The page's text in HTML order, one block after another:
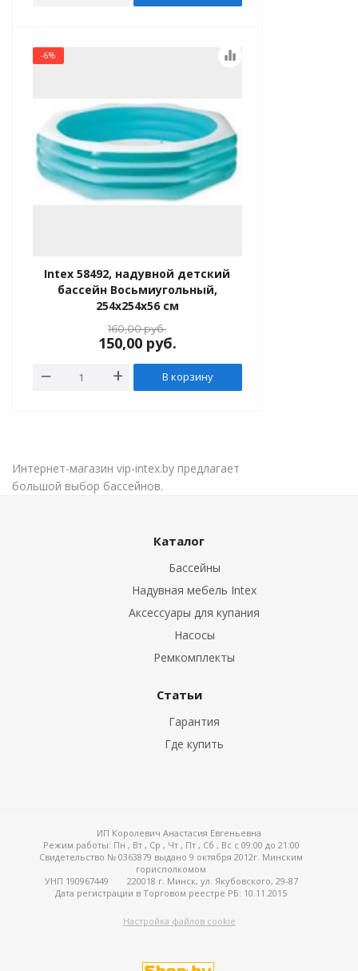
-6% equalizer
Intex 58492, надувной детский
бассейн Восьмиугольный,
254x254x56 см
160,00руб.
150,00 руб.
В корзину
Интернет-магазин vip-intex.by предлагает
большой выбор бассейнов.
Каталог
Бассейны
Надувная мебель Intex
Аксессуары для купания
Насосы
Ремкомплекты
Статьи
Гарантия
Где купить
ИП Королевич Анастасия Евгеньевна
Режим работы: Пн , Вт , Ср , Чт , Пт , Сб , Вс c 09:00 до 21:00
Свидетельство № 0363879 выдано 9 октября 2012г. Минским
горисполкомом
УНП 190967449
220018 г. Минск, ул. Якубовского, 29-87
Дата регистрации в Торговом реестре РБ: 10.11.2015
Настройка файлов cookie